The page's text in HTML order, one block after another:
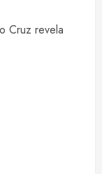
Cruz revela